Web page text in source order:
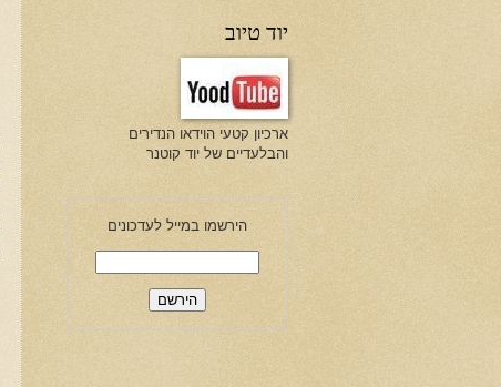
יוד טיוב
ארכיון קטעי הוידאו הנדירים
והבלעדיים של יוד קוטנר
הירשמו במייל לעדכונים